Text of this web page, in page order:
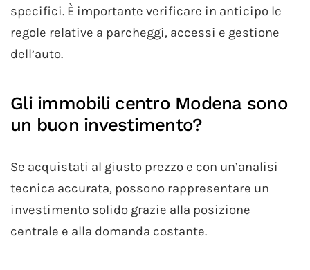
specifici. È importante verificare in anticipo le
regole relative a parcheggi, accessi e gestione
dell’auto.
Gli immobili centro Modena sono
un buon investimento?
Se acquistati al giusto prezzo e con un’analisi
tecnica accurata, possono rappresentare un
investimento solido grazie alla posizione
centrale e alla domanda costante.